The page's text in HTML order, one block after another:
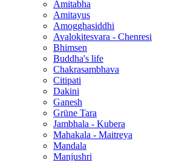
Amitabha
Amitayus
Amogghasiddhi
Avalokitesvara - Chenresi
Bhimsen
Buddha's life
Chakrasambhava
Citipati
Dakini
Ganesh
Grüne Tara
Jambhala - Kubera
Mahakala - Maitreya
Mandala
Manjushri